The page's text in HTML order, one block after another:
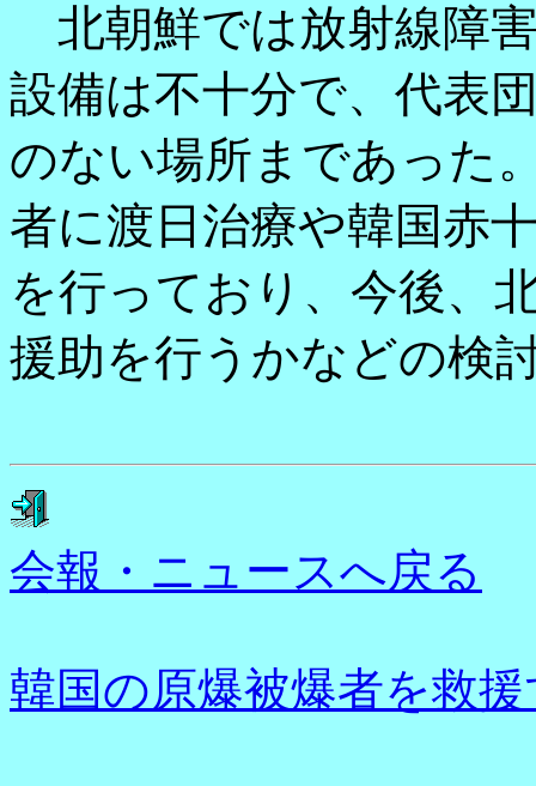
北朝鮮では放射線障
設備は不十分で、代表
のない場所まであった
者に渡日治療や韓国赤
を行っており、今後、
援助を行うかなどの検
会報・ニュースへ戻る
韓国の原爆被爆者を救